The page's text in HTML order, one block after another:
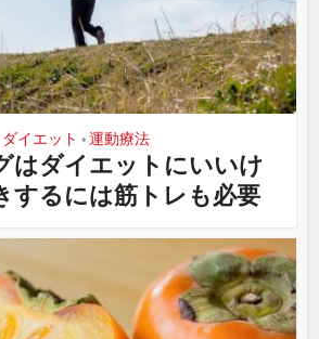
ダイエット • 運動療法
はダイエットにいいけ
するには筋トレも必要